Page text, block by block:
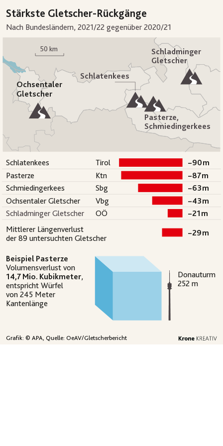
50 km
Nach Bundesländern, 2021/22 gegenüber 2020/21
Schlatenkees
Pasterze,
Schmiedingerkees
Ochsentaler
Gletscher
Schlatenkees
Tirol
Ktn
Sbg
OÖ
Vbg
–90m
–87m
–63m
–43m
–21 m
Pasterze
Schmiedingerkees
Schladminger Gletscher
Ochsentaler Gletscher
Mittlerer Längenverlust
der 89 untersuchten Gletscher
Beispiel Pasterze
Volumensverlust von
14,7 Mio. Kubikmeter,
entspricht Würfel
von 245 Meter
Kantenlänge
Donauturm
252 m
–29m
Schladminger
Gletscher
Grafik: © APA, Quelle: OeAV/Gletscherbericht
Stärkste Gletscher-Rückgänge